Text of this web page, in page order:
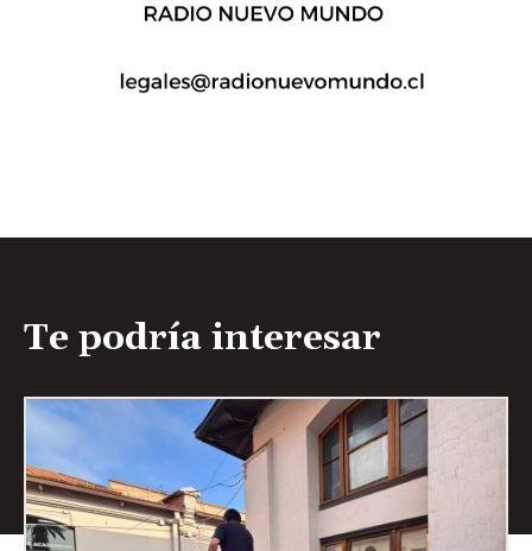
Te podría interesar